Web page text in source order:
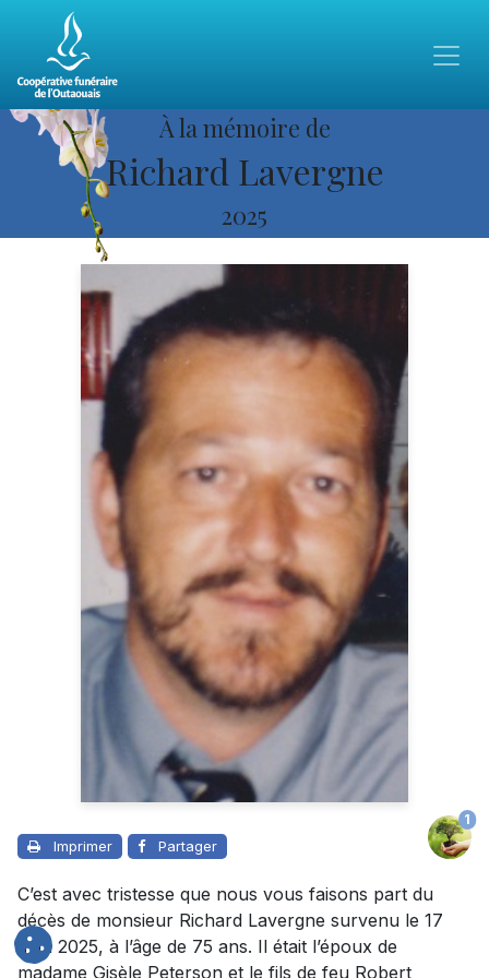
À la mémoire de
Richard Lavergne
2025
Imprimer Partager
1
C’est avec tristesse que nous vous faisons part du
décès de monsieur Richard Lavergne survenu le 17
avril 2025, à l’âge de 75 ans. Il était l’époux de
madame Gisèle Peterson et le fils de feu Robert